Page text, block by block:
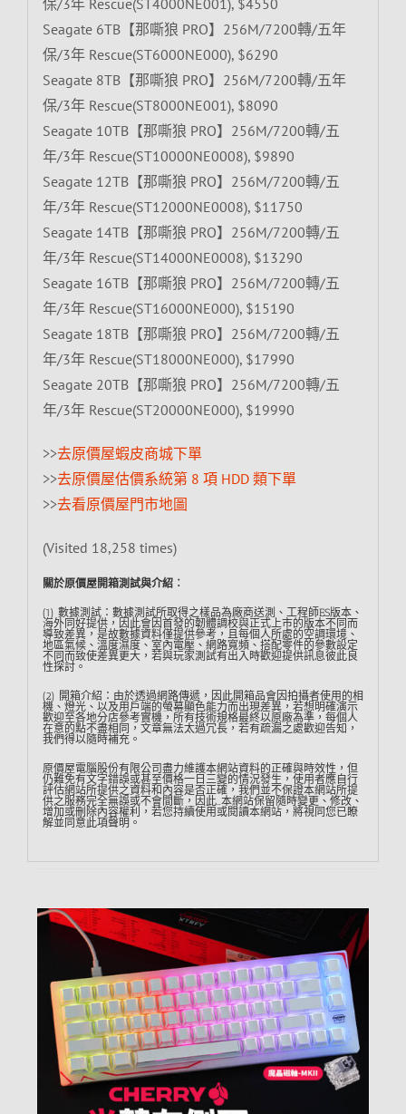
保/3年 Rescue(ST4000NE001), $4550
Seagate 6TB【那嘶狼 PRO】256M/7200轉/五年
保/3年 Rescue(ST6000NE000), $6290
Seagate 8TB【那嘶狼 PRO】256M/7200轉/五年
保/3年 Rescue(ST8000NE001), $8090
Seagate 10TB【那嘶狼 PRO】256M/7200轉/五
年/3年 Rescue(ST10000NE0008), $9890
Seagate 12TB【那嘶狼 PRO】256M/7200轉/五
年/3年 Rescue(ST12000NE0008), $11750
Seagate 14TB【那嘶狼 PRO】256M/7200轉/五
年/3年 Rescue(ST14000NE0008), $13290
Seagate 16TB【那嘶狼 PRO】256M/7200轉/五
年/3年 Rescue(ST16000NE000), $15190
Seagate 18TB【那嘶狼 PRO】256M/7200轉/五
年/3年 Rescue(ST18000NE000), $17990
Seagate 20TB【那嘶狼 PRO】256M/7200轉/五
年/3年 Rescue(ST20000NE000), $19990
>>去原價屋蝦皮商城下單
>>去原價屋估價系統第 8 項 HDD 類下單
>>去看原價屋門市地圖
(Visited 18,258 times)
關於原價屋開箱測試與介紹︰
(1) 數據測試：數據測試所取得之樣品為廠商送測、工程師ES版本、
海外同好提供，因此會因首發的韌體調校與正式上市的版本不同而
導致差異，是故數據資料僅提供參考，且每個人所處的空調環境、
地區氣候、溫度濕度、室內電壓、網路寬頻、搭配零件的參數設定
不同而致使差異更大，若與玩家測試有出入時歡迎提供訊息彼此良
性探討。
(2) 開箱介紹：由於透過網路傳遞，因此開箱品會因拍攝者使用的相
機、燈光、以及用戶端的螢幕顯色能力而出現差異，若想明確演示
歡迎至各地分店參考實機，所有技術規格最終以原廠為準，每個人
在意的點不盡相同，文章無法太過冗長，若有疏漏之處歡迎告知，
我們得以隨時補充。
原價屋電腦股份有限公司盡力維護本網站資料的正確與時效性，但
仍難免有文字錯誤或甚至價格一日三變的情況發生，使用者應自行
評估網站所提供之資料和內容是否正確，我們並不保證本網站所提
供之服務完全無誤或不會間斷，因此…本網站保留隨時變更、修改、
增加或刪除內容權利，若您持續使用或閱讀本網站，將視同您已瞭
解並同意此項聲明。